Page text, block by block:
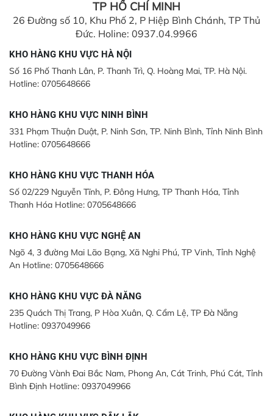
TP HỒ CHÍ MINH
26 Đường số 10, Khu Phố 2, P Hiệp Bình Chánh, TP Thủ
Đức. Holine: 0937.04.9966
KHO HÀNG KHU VỰC HÀ NỘI
Số 16 Phố Thanh Lân, P. Thanh Trì, Q. Hoàng Mai, TP. Hà Nội.
Hotline: 0705648666
KHO HÀNG KHU VỰC NINH BÌNH
331 Phạm Thuận Duật, P. Ninh Sơn, TP. Ninh Bình, Tỉnh Ninh Bình
Hotline: 0705648666
KHO HÀNG KHU VỰC THANH HÓA
Số 02/229 Nguyễn Tĩnh, P. Đông Hưng, TP Thanh Hóa, Tỉnh
Thanh Hóa Hotline: 0705648666
KHO HÀNG KHU VỰC NGHỆ AN
Ngõ 4, 3 đường Mai Lão Bạng, Xã Nghi Phú, TP Vinh, Tỉnh Nghệ
An Hotline: 0705648666
KHO HÀNG KHU VỰC ĐÀ NẴNG
235 Quách Thị Trang, P Hòa Xuân, Q. Cẩm Lệ, TP Đà Nẵng
Hotline: 0937049966
KHO HÀNG KHU VỰC BÌNH ĐỊNH
70 Đường Vành Đai Bắc Nam, Phong An, Cát Trinh, Phú Cát, Tỉnh
Bình Định Hotline: 0937049966